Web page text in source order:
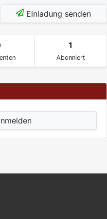
Einladung senden
1
Abonniert